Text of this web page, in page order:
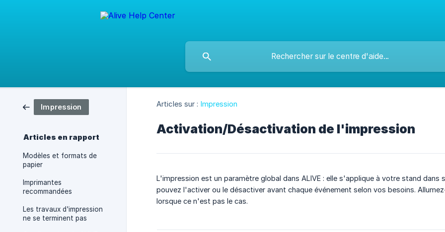
Impression
Articles en rapport
Modèles et formats de
papier
Imprimantes
recommandées
Les travaux d'impression
ne se terminent pas
Articles sur : Impression
Activation/Désactivation de l'impression
L'impression est un paramètre global dans ALIVE : elle s'applique à votre stand dans
pouvez l'activer ou le désactiver avant chaque événement selon vos besoins.
lorsque ce n'est pas le cas.